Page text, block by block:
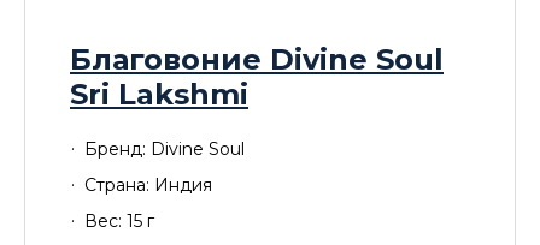
Благовоние Divine Soul
Sri Lakshmi
Бренд: Divine Soul
Страна: Индия
Вес: 15 г